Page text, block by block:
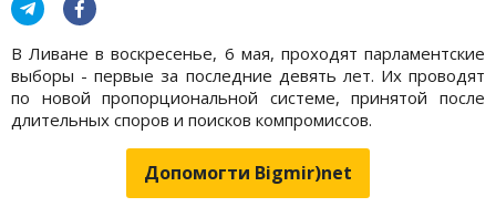
В Ливане в воскресенье, 6 мая, проходят парламентские
выборы - первые за последние девять лет. Их проводят
по новой пропорциональной системе, принятой после
длительных споров и поисков компромиссов.
Допомогти Bigmir)net